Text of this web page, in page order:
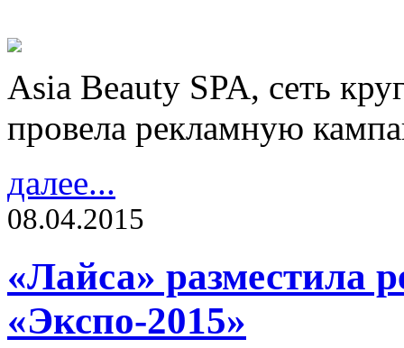
Asia Beauty SPA, сеть
провела рекламную
далее...
08.04.2015
«Лайса» разместила
«Экспо-2015»